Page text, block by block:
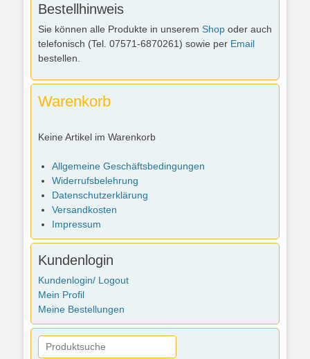
Bestellhinweis
Sie können alle Produkte in unserem Shop oder auch
telefonisch (Tel. 07571-6870261) sowie per Email
bestellen.
Warenkorb
Keine Artikel im Warenkorb
Allgemeine Geschäftsbedingungen
Widerrufsbelehrung
Datenschutzerklärung
Versandkosten
Impressum
Kundenlogin
Kundenlogin/ Logout
Mein Profil
Meine Bestellungen